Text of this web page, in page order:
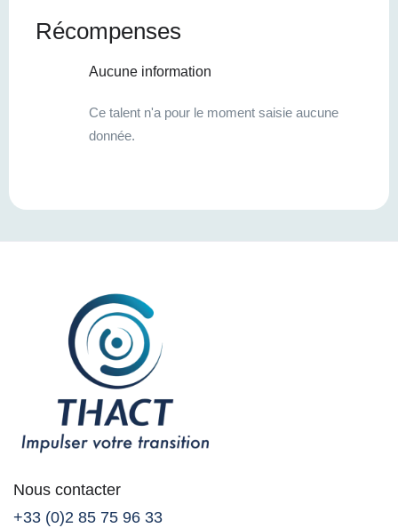
Récompenses
Aucune information
Ce talent n'a pour le moment saisie aucune
donnée.
Nous contacter
+33 (0)2 85 75 96 33